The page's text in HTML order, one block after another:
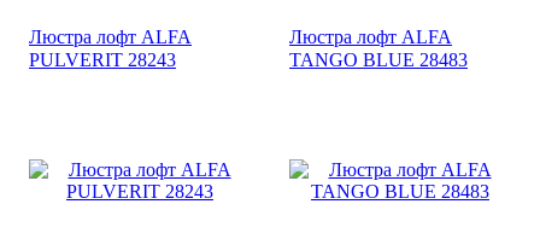
Люстра лофт ALFA
PULVERIT 28243
Люстра лофт ALFA
TANGO BLUE 28483